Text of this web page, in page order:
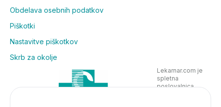
Obdelava osebnih podatkov
Piškotki
Nastavitve piškotkov
Skrb za okolje
Lekarnar.com je
spletna
poslovalnica